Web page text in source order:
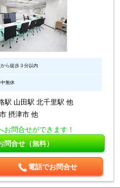
から徒歩３分以内
中無休
駅 山田駅 北千里駅 他
摂津市 他
お問合せができます！
問合せ（無料）
電話でお問合せ